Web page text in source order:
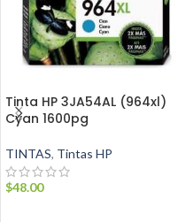
Tinta HP 3JA54AL (964xl)
Cyan 1600pg
TINTAS, Tintas HP
$48.00